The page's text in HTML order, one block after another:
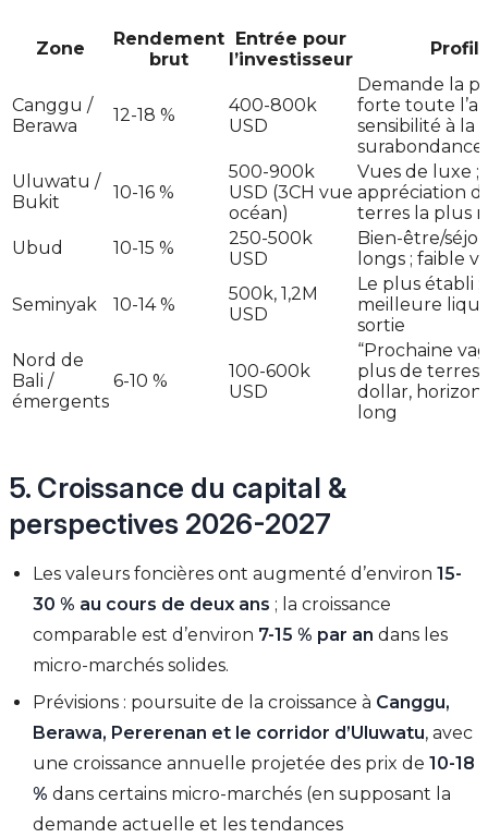
Zone
Rendement
brut
Entrée pour
l’investisseur
Profil
Canggu /
Berawa
12-18 %
400-800k
USD
Demande la
forte toute
sensibilité à la
Uluwatu /
Bukit
10-16 %
500-900k
USD (3CH vue
océan)
Vues de luxe ;
appréciation
terres la plus
Ubud
10-15 %
250-500k
USD
Bien-être/
longs ; faible
Seminyak 10-14 %
500k, 1,2M
USD
Le plus établi ;
meilleure
sortie
Nord de
Bali /
émergents
6-10 %
100-600k
USD
“Prochaine
plus de terres
dollar, horizon
long
5. Croissance du capital &
perspectives 2026-2027
Les valeurs foncières ont augmenté d’environ15-
30 % au cours de deux ans ; la croissance
comparable est d’environ 7-15 % par an dans les
micro-marchés solides.
Prévisions : poursuite de la croissance à Canggu,
Berawa, Pererenan et le corridor d’Uluwatu, avec
une croissance annuelle projetée des prix de10-18
% dans certains micro-marchés (en supposant la
demande actuelle et les tendances